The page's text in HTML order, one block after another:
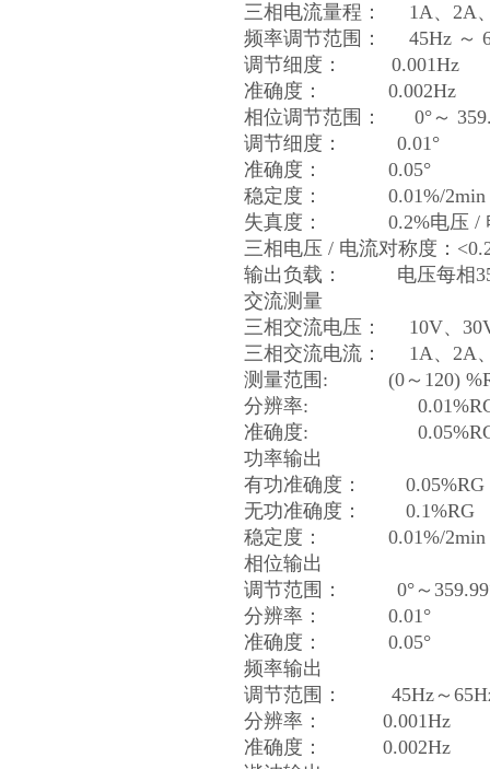
三相电流量程：
1A、 2A
频率调节范围：
45Hz ～
调节细度：
0.001Hz
准确度：
0.002Hz
相位调节范围：
0°～
调节细度：
0.01°
准确度：
0.05°
稳定度：
0.01%/2min
失真度：
0.2%电压 /
三相电压 / 电流对称度：
输出负载：
电压每相
交流测量
三相交流电压：
10V、
三相交流电流：
1A、 2A
测量范围 : (0～ 120)
分辨率:
准确度:
功率输出
有功准确度：
0.05%RG
无功准确度：
0.1%RG
稳定度：
0.01%/2min
相位输出
调节范围：
0°～ 359.99
分辨率：
0.01°
准确度：
0.05°
频率输出
调节范围：
45Hz～
分辨率：
0.001Hz
准确度：
0.002Hz